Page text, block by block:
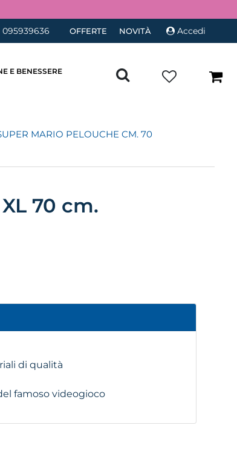
095939636 OFFERTE NOVITÀ Accedi
E BENESSERE
MARIO PELOUCHE CM. 70
70 cm.
di qualità
famoso videogioco